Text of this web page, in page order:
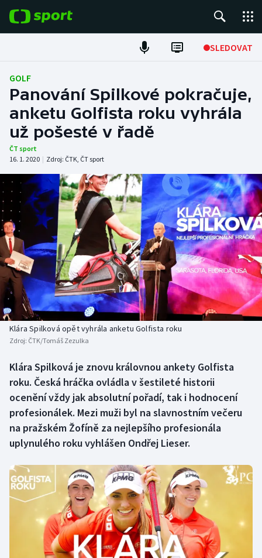
SLEDOVAT
Fotbal
Hokej
Tenis
Atletika
Cyklistika
DALŠÍ SPORTY
Americký fotbal
Baseball a softbal
Basketbal
Biatlon
Box
Curling
Dostihy
Florbal
Futsal
Golf
Gymnastika
NEPŘEHLÉDNĚTE
Soutěže
Historické návraty
Aplikace ČT sport
GOLF
Panování Spilkové pokračuje,
anketu Golfista roku vyhrála
už pošesté v řadě
ČT sport
16. 1. 2020 | Zdroj: ČTK, ČT sport
Klára Spilková opět vyhrála anketu Golfista roku
Zdroj: ČTK/Tomáš Zezulka
Klára Spilková je znovu královnou ankety Golfista
roku. Česká hráčka ovládla v šestileté historii
ocenění vždy jak absolutní pořadí, tak i hodnocení
profesionálek. Mezi muži byl na slavnostním večeru
na pražském Žofíně za nejlepšího profesionála
uplynulého roku vyhlášen Ondřej Lieser.